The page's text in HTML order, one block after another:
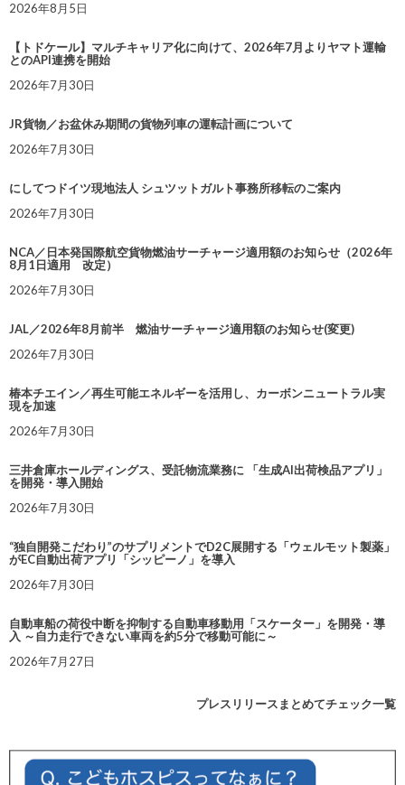
2026年8月5日
【トドケール】マルチキャリア化に向けて、2026年7月よりヤマト運輸
とのAPI連携を開始
2026年7月30日
JR貨物／お盆休み期間の貨物列車の運転計画について
2026年7月30日
にしてつドイツ現地法人 シュツットガルト事務所移転のご案内
2026年7月30日
NCA／日本発国際航空貨物燃油サーチャージ適用額のお知らせ（2026年
8月1日適用 改定）
2026年7月30日
JAL／2026年8月前半 燃油サーチャージ適用額のお知らせ(変更)
2026年7月30日
椿本チエイン／再生可能エネルギーを活用し、カーボンニュートラル実
現を加速
2026年7月30日
三井倉庫ホールディングス、受託物流業務に 「生成AI出荷検品アプリ」
を開発・導入開始
2026年7月30日
“独自開発こだわり”のサプリメントでD2C展開する「ウェルモット製薬」
がEC自動出荷アプリ「シッピーノ」を導入
2026年7月30日
自動車船の荷役中断を抑制する自動車移動用「スケーター」を開発・導
入 ～自力走行できない車両を約5分で移動可能に～
2026年7月27日
プレスリリースまとめてチェック一覧